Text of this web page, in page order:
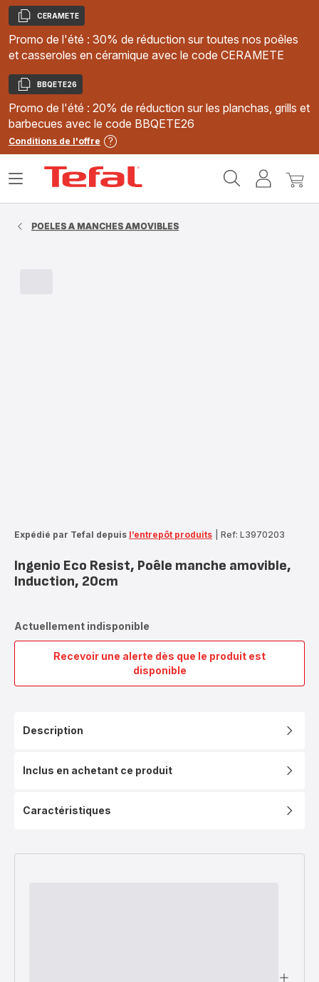
Copier
CERAMETE
Promo de l'été : 30% de réduction sur toutes nos poêles
et casseroles en céramique avec le code CERAMETE
Copier
BBQETE26
Promo de l'été : 20% de réduction sur les planchas, grills et
barbecues avec le code BBQETE26
Conditions de l'offre
MonMon
Ouvrir
POELES A MANCHES AMOVIBLES
Expédié par Tefal depuis l’entrepôt produits Ref: L3970203
Ingenio Eco Resist, Poêle manche amovible,
Induction, 20cm
Actuellement indisponible
Recevoir une alerte dès que le produit est
disponible
Ingenio
Eco
20cm
Description
Inclus en achetant ce produit
Caractéristiques